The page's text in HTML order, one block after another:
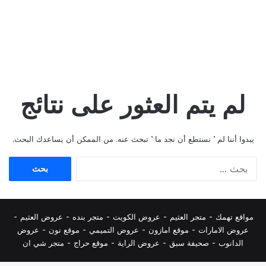
لم يتم العثور على نتائج
يبدوا أننا لم ’ نستطع أن نجد ما ’ تبحث عنه. من الممكن أن يساعدك البحث.
مواقع تهمك - متجر العثيم - عروض الكويت - متجر بنده - عروض العثيم -
عروض الامارات - موقع امازون - عروض التميمي - موقع نون - عروض
الدانوب - صحيفة سبق - عروض الراية - موقع حراج - متجر شي ان